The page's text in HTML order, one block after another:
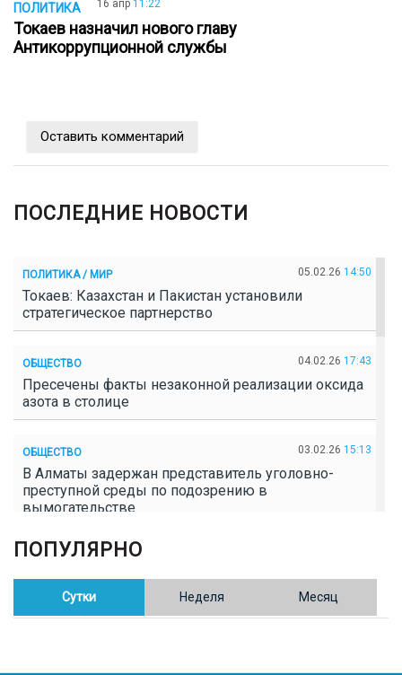
ПОЛИТИКА 16 апр 11:22
Токаев назначил нового главу
Антикоррупционной службы
Оставить комментарий
ПОСЛЕДНИЕ НОВОСТИ
ПОЛИТИКА / МИР 05.02.26 14:50
Токаев: Казахстан и Пакистан установили
стратегическое партнерство
ОБЩЕСТВО 04.02.26 17:43
Пресечены факты незаконной реализации оксида
азота в столице
ОБЩЕСТВО 03.02.26 15:13
В Алматы задержан представитель уголовно-
преступной среды по подозрению в
вымогательстве
ОБЩЕСТВО
Полицейские пресекли незаконное выращивание
конопли в Таразе
Казахстан возглавил Договор о зоне, свободной от
ПОПУЛЯРНО
Сутки Неделя Месяц